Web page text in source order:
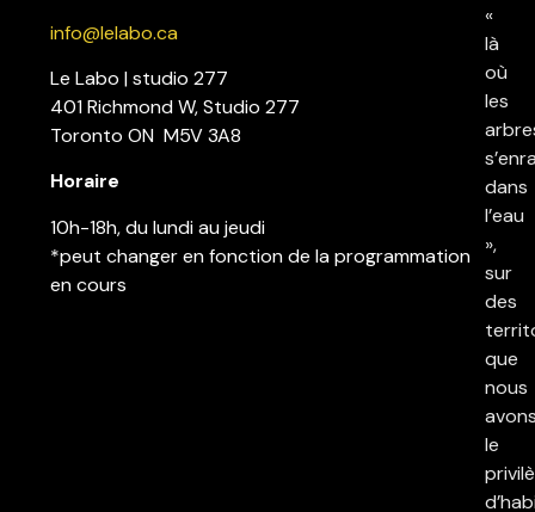
info@lelabo.ca
Le Labo | studio 277
401 Richmond W, Studio 277
Toronto ON M5V 3A8
Horaire
10h-18h, du lundi au jeudi
*peut changer en fonction de la programmation
en cours
«
là
où
les
dans
l’eau
»,
sur
des
que
nous
le